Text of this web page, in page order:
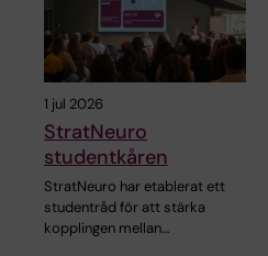
1 jul 2026
StratNeuro
studentkåren
StratNeuro har etablerat ett
studentråd för att stärka
kopplingen mellan…